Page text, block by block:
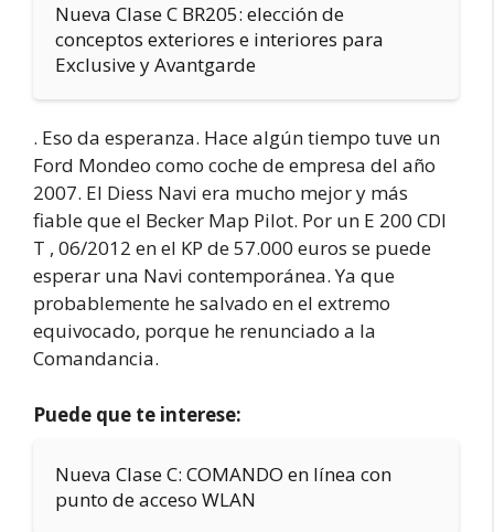
Nueva Clase C BR205: elección de
conceptos exteriores e interiores para
Exclusive y Avantgarde
. Eso da esperanza. Hace algún tiempo tuve un
Ford Mondeo como coche de empresa del año
2007. El Diess Navi era mucho mejor y más
fiable que el Becker Map Pilot. Por un E 200 CDI
T , 06/2012 en el KP de 57.000 euros se puede
esperar una Navi contemporánea. Ya que
probablemente he salvado en el extremo
equivocado, porque he renunciado a la
Comandancia.
Puede que te interese:
Nueva Clase C: COMANDO en línea con
punto de acceso WLAN